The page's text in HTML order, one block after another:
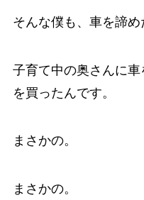
そんな僕も、車を諦め
子育て中の奥さんに
を買ったんです。
まさかの。
まさかの。